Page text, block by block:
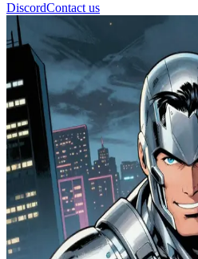
DiscordContact us